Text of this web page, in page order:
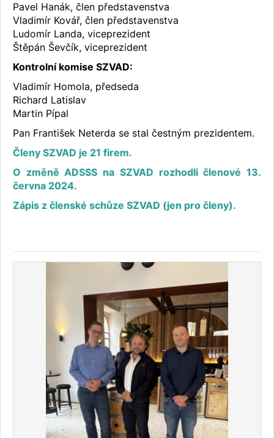
Pavel Hanák, člen představenstva
Vladimír Kovář, člen představenstva
Ludomír Landa, viceprezident
Štěpán Ševčík, viceprezident
Kontrolní komise SZVAD:
Vladimír Homola, předseda
Richard Latislav
Martin Pípal
Pan František Neterda se stal čestným prezidentem.
Členy SZVAD je 21 firem.
O změně ADSSS na SZVAD rozhodli členové 13.
června 2024.
Zápis z členské schůze SZVAD (jen pro členy).